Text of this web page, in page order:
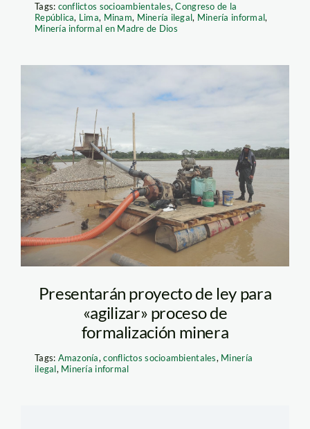
Tags: conflictos socioambientales,Congreso de la
República, Lima, Minam, Minería ilegal, Minería informal,
Minería informal en Madre de Dios
Presentarán proyecto de ley para
«agilizar» proceso de
formalización minera
Tags: Amazonía,conflictos socioambientales, Minería
ilegal, Minería informal